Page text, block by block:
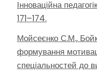
Інноваційна
171–174.
Мойсеєнко С.М.,
формування
спеціальностей до